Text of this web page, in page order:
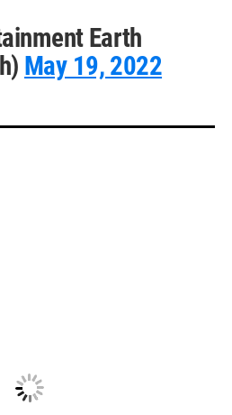
Earth
May 19, 2022